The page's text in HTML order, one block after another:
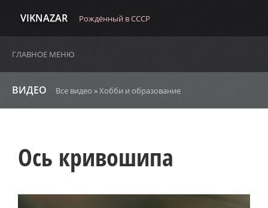
VIKNAZAR Рождённый в СССР
ГЛАВНОЕ МЕНЮ
ВИДЕО Все видео »Хобби и образование
Ось кривошипа